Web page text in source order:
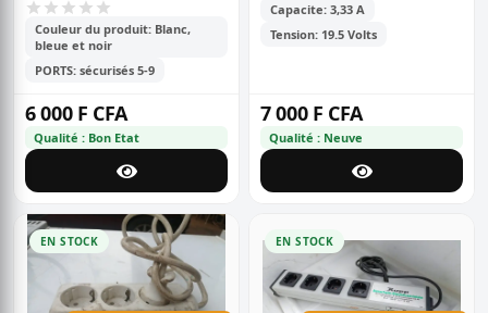
Couleur du produit: Blanc,
bleue et noir
PORTS: sécurisés 5-9
6 000 F CFA
Qualité : Bon Etat
Capacite: 3,33 A
Tension: 19.5 Volts
7 000 F CFA
Qualité : Neuve
EN STOCK EN STOCK